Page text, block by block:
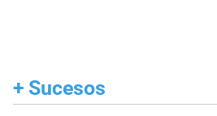
+ Sucesos